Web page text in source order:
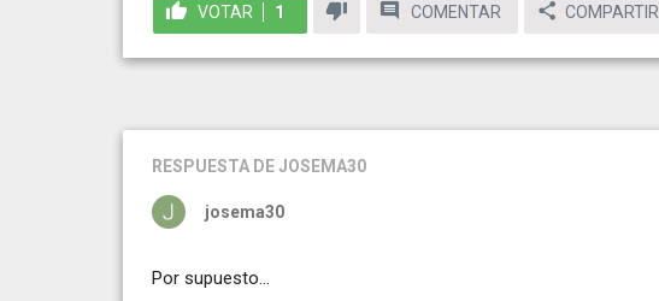
VOTAR 1 COMENTAR COMPARTIR
RESPUESTA DE JOSEMA30
josema30
Por supuesto...